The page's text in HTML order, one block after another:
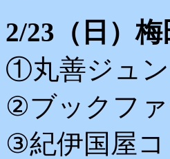
2/23（日）
①丸善ジュ
②ブックフ
③紀伊国屋